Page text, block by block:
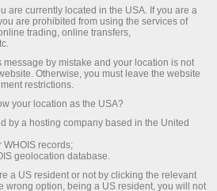
на валютном рынке без рисков –
в компанииИнстаТрейд,
терминале
депозитом. На это
минут, после чего можно
к торговле более чем 300
с реальными котировками.
шаг к успешной торговле на
рынке!
are currently located in the USA. If you are a
are prohibited from using the services of
trading, online transfers,
message by mistake and your location is not
Otherwise, you must leave the website
restrictions.
your location as the USA?
by a hosting company based in the United
WHOIS records;
geolocation database.
a US resident or not by clicking the relevant
wrong option, being a US resident, you will not